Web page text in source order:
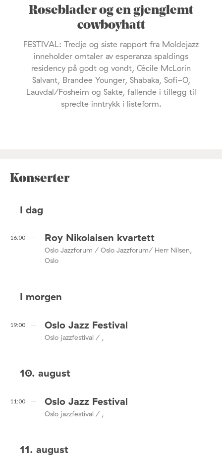
Roseblader og en gjenglemt
cowboyhatt
FESTIVAL: Tredje og siste rapport fra Moldejazz
inneholder omtaler av esperanza spaldings
residency på godt og vondt, Cécile McLorin
Salvant, Brandee Younger, Shabaka, Sofi-O,
Lauvdal/Fosheim og Sakte, fallende i tillegg til
spredte inntrykk i listeform.
Konserter
I dag
16:00 Roy Nikolaisen kvartett
Oslo Jazzforum / Oslo Jazzforum/ Herr Nilsen,
Oslo
I morgen
19:00 Oslo Jazz Festival
Oslo jazzfestival / ,
10. august
11:00 Oslo Jazz Festival
Oslo jazzfestival / ,
11. august